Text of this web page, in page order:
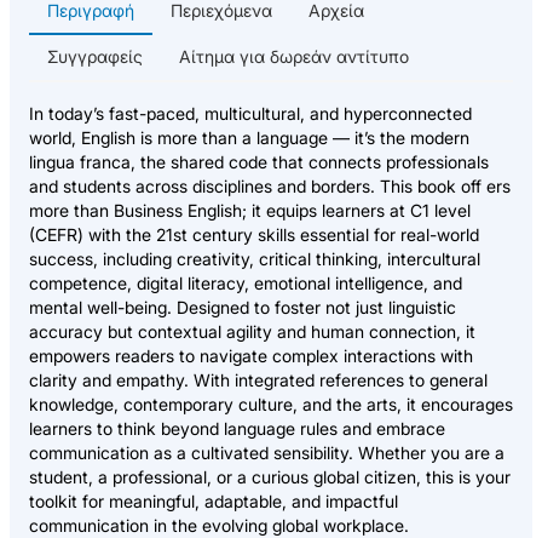
Περιγραφή Περιεχόμενα Αρχεία
Συγγραφείς Αίτημα για δωρεάν αντίτυπο
In today’s fast-paced, multicultural, and hyperconnected
world, English is more than a language — it’s the modern
lingua franca, the shared code that connects professionals
and students across disciplines and borders. This book off ers
more than Business English; it equips learners at C1 level
(CEFR) with the 21st century skills essential for real-world
success, including creativity, critical thinking, intercultural
competence, digital literacy, emotional intelligence, and
mental well-being. Designed to foster not just linguistic
accuracy but contextual agility and human connection, it
empowers readers to navigate complex interactions with
clarity and empathy. With integrated references to general
knowledge, contemporary culture, and the arts, it encourages
learners to think beyond language rules and embrace
communication as a cultivated sensibility. Whether you are a
student, a professional, or a curious global citizen, this is your
toolkit for meaningful, adaptable, and impactful
communication in the evolving global workplace.